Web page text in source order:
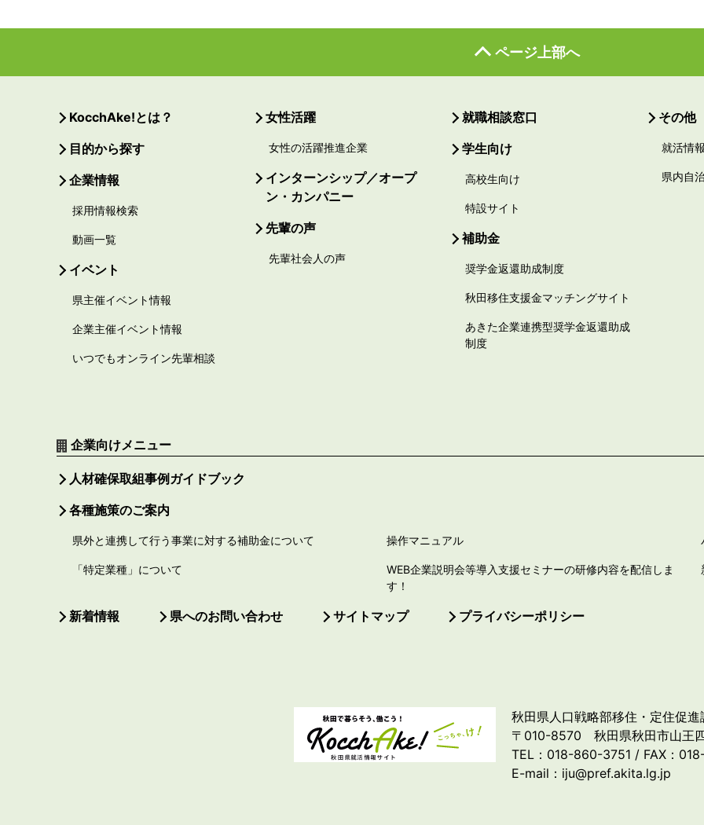
ページ上部へ
KocchAke!とは？
目的から探す
企業情報
採用情報検索
動画一覧
イベント
県主催イベント情報
企業主催イベント情報
いつでもオンライン先輩相談
女性活躍
女性の活躍推進企業
インターンシップ／オープ
ン・カンパニー
先輩の声
先輩社会人の声
就職相談窓口
学生向け
高校生向け
特設サイト
補助金
奨学金返還助成制度
秋田移住支援金マッチングサイト
あきた企業連携型奨学金返還助成
制度
その他
就活情
県内自
企業向けメニュー
人材確保取組事例ガイドブック
各種施策のご案内
県外と連携して行う事業に対する補助金について 操作マニュアル
「特定業種」について
WEB企業説明会等導入支援セミナーの研修内容を配信しま
す！
新着情報 県へのお問い合わせ サイトマップ プライバシーポリシー
秋田県人口戦略部移住・定住促進
〒010-8570 秋田県秋田市山王
TEL：018-860-3751 / FAX：
E-mail：iju@pref.akita.lg.jp